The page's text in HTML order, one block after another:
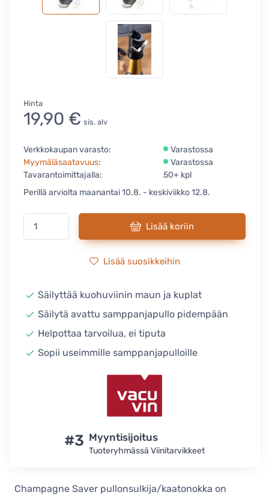
Hinta
19,90 € sis. alv
Verkkokaupan varasto:
Varastossa
Myymäläsaatavuus:
Varastossa
Tavarantoimittajalla:
50+ kpl
Perillä arviolta maanantai 10.8. - keskiviikko 12.8.
Lisää koriin
Lisää suosikkeihin
Säilyttää kuohuviinin maun ja kuplat
Säilytä avattu samppanjapullo pidempään
Helpottaa tarvoilua, ei tiputa
Sopii useimmille samppanjapulloille
#3 Myyntisijoitus
Tuoteryhmässä Viinitarvikkeet
Champagne Saver pullonsulkija/kaatonokka on